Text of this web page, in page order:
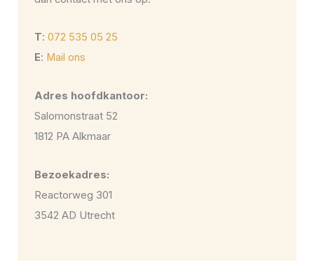
T:072 535 05 25
E: Mail ons
Adres hoofdkantoor:
Salomonstraat 52
1812 PA Alkmaar
Bezoekadres:
Reactorweg 301
3542 AD Utrecht